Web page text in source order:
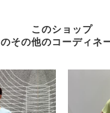
このショップ
のその他のコーディネ